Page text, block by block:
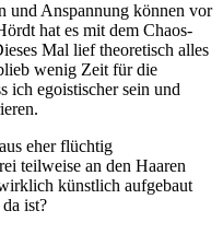
und Anspannung können vor
hat es mit dem Chaos-
Mal lief theoretisch alles
wenig Zeit für die
ich egoistischer sein und
eher flüchtig
teilweise an den Haaren
künstlich aufgebaut
ist?